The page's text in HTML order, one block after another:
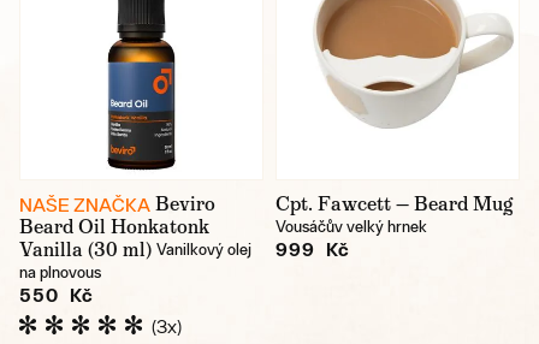
NAŠE ZNAČKA Beviro
Beard Oil Honkatonk
Vanilla (30 ml) Vanilkový olej
na plnovous
550 Kč
(3x)
Cpt. Fawcett — Beard Mug
Vousáčův velký hrnek
999 Kč